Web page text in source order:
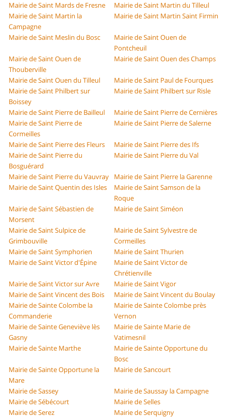
Mairie de Saint Mards de Fresne
Mairie de Saint Martin du Tilleul
Mairie de Saint Martin la
Campagne
Mairie de Saint Martin Saint Firmin
Mairie de Saint Meslin du Bosc
Mairie de Saint Ouen de
Pontcheuil
Mairie de Saint Ouen de
Thouberville
Mairie de Saint Ouen des Champs
Mairie de Saint Ouen du Tilleul
Mairie de Saint Paul de Fourques
Mairie de Saint Philbert sur
Boissey
Mairie de Saint Philbert sur Risle
Mairie de Saint Pierre de Bailleul
Mairie de Saint Pierre de Cernières
Mairie de Saint Pierre de
Cormeilles
Mairie de Saint Pierre de Salerne
Mairie de Saint Pierre des Fleurs
Mairie de Saint Pierre des Ifs
Mairie de Saint Pierre du
Bosguérard
Mairie de Saint Pierre du Val
Mairie de Saint Pierre du Vauvray
Mairie de Saint Pierre la Garenne
Mairie de Saint Quentin des Isles
Mairie de Saint Samson de la
Roque
Mairie de Saint Sébastien de
Morsent
Mairie de Saint Siméon
Mairie de Saint Sulpice de
Grimbouville
Mairie de Saint Sylvestre de
Cormeilles
Mairie de Saint Symphorien
Mairie de Saint Thurien
Mairie de Saint Victor d'Épine
Mairie de Saint Victor de
Chrétienville
Mairie de Saint Victor sur Avre
Mairie de Saint Vigor
Mairie de Saint Vincent des Bois
Mairie de Saint Vincent du Boulay
Mairie de Sainte Colombe la
Commanderie
Mairie de Sainte Colombe près
Vernon
Mairie de Sainte Geneviève lès
Gasny
Mairie de Sainte Marie de
Vatimesnil
Mairie de Sainte Marthe
Mairie de Sainte Opportune du
Bosc
Mairie de Sainte Opportune la
Mare
Mairie de Sancourt
Mairie de Sassey
Mairie de Saussay la Campagne
Mairie de Sébécourt
Mairie de Selles
Mairie de Serez
Mairie de Serquigny